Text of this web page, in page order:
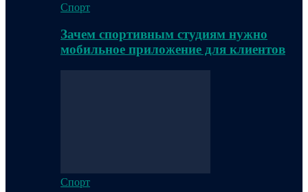
Спорт
Зачем спортивным студиям нужно
мобильное приложение для клиентов
Спорт